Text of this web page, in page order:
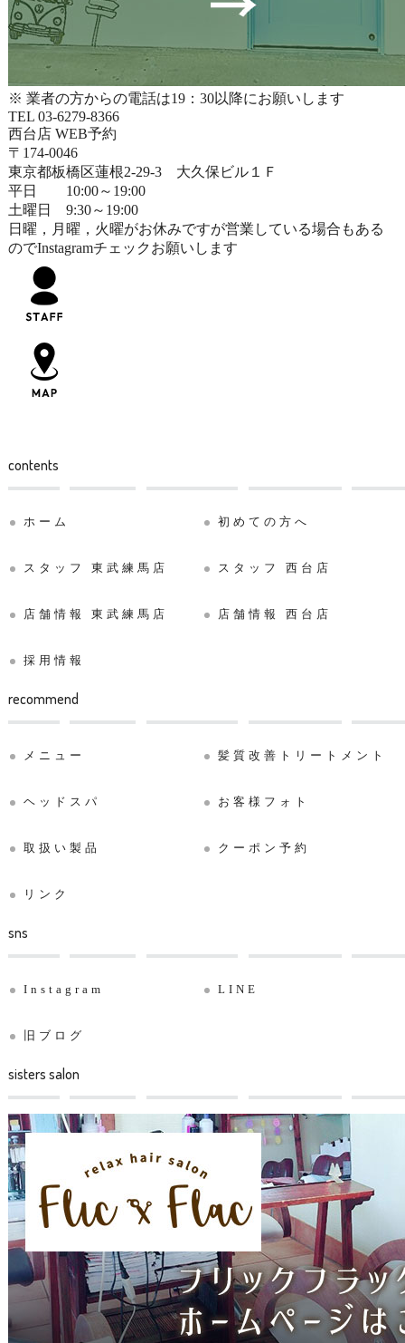
※ 業者の方からの電話は19：30以降にお願いします
TEL 03-6279-8366
西台店 WEB予約
〒174-0046
東京都板橋区蓮根2-29-3 大久保ビル１Ｆ
平日 10:00～19:00
土曜日 9:30～19:00
日曜，月曜，火曜がお休みですが営業している場合もある
のでInstagramチェックお願いします
contents
ホーム 初めての方へ
スタッフ 東武練馬店 スタッフ 西台店
店舗情報 東武練馬店 店舗情報 西台店
採用情報
recommend
メニュー 髪質改善トリートメント
ヘッドスパ お客様フォト
取扱い製品 クーポン予約
リンク
sns
Instagram LINE
旧ブログ
sisters salon